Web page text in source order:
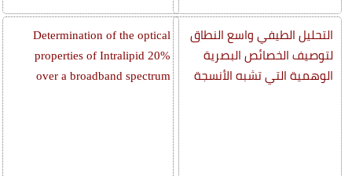
التحليل الطيفي واسع النطاق
لتوصيف الخصائص البصرية
الوهمية التي تشبه الأنسجة
Determination of the optical
properties of Intralipid 20%
over a broadband spectrum